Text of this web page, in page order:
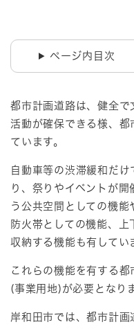
ページ内目次
都市計画道路は、健全
活動が確保できる様、
ています。
自動車等の渋滞緩和だ
り、祭りやイベントが
う公共空間としての機能
防火帯としての機能、
収納する機能も有してい
これらの機能を有する
(事業用地)が必要となり
岸和田市では、都市計画